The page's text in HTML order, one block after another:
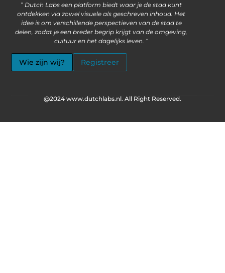
” Dutch Labs een platform biedt waar je de stad kunt
ontdekken via zowel visuele als geschreven inhoud. Het
idee is om verschillende perspectieven van de stad te
delen, zodat je een breder begrip krijgt van de omgeving,
cultuur en het dagelijks leven. “
Wie zijn wij? Registreer
@2024 www.dutchlabs.nl. All Right Reserved.